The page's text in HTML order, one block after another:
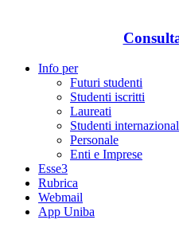
Info per
Futuri studenti
Studenti iscritti
Laureati
Studenti
Personale
Enti e Imprese
Esse3
Rubrica
Webmail
App Uniba